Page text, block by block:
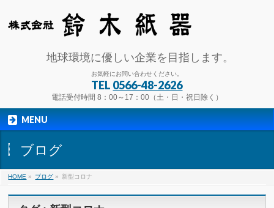
地球環境に優しい企業を目指します。
お気軽にお問い合わせください。
TEL 0566-48-2626
電話受付時間 8：00～17：00（土・日・祝日除く）
MENU
ブログ
HOME » ブログ » 新型コロナ